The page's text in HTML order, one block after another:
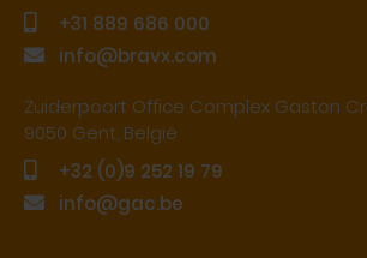
+31 889 686 000
info@bravx.com
Zuiderpoort Office Complex Gaston
9050 Gent, België
+32 (0)9 252 19 79
info@gac.be